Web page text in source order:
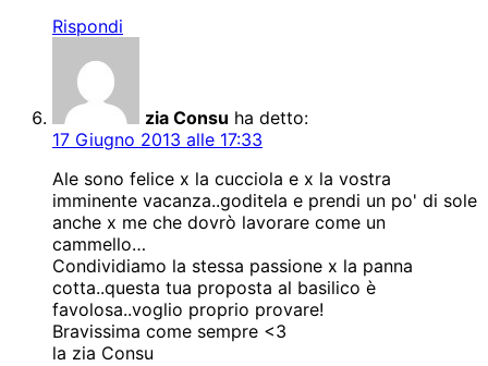
Rispondi
zia Consu ha detto:
17 Giugno 2013 alle 17:33
Ale sono felice x la cucciola e x la vostra
imminente vacanza..goditela e prendi un po' di sole
anche x me che dovrò lavorare come un
cammello…
Condividiamo la stessa passione x la panna
cotta..questa tua proposta al basilico è
favolosa..voglio proprio provare!
Bravissima come sempre <3
la zia Consu